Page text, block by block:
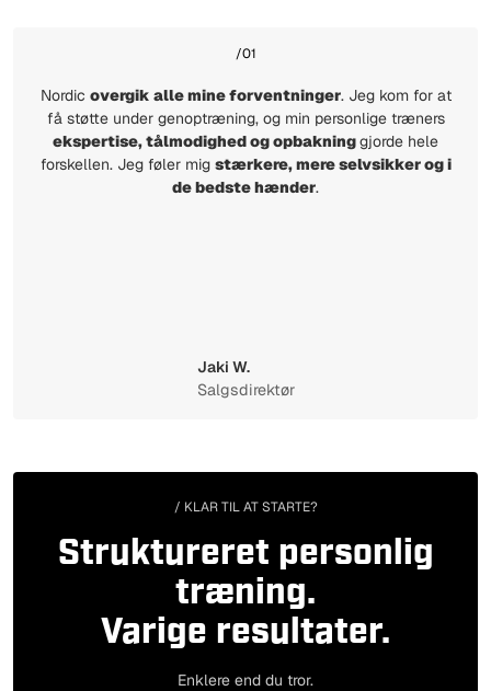
/01
Nordic overgik alle mine forventninger. Jeg kom for at
få støtte under genoptræning, og min personlige træners
ekspertise, tålmodighed og opbakninggjorde hele
forskellen. Jeg føler mig stærkere, mere selvsikker og i
de bedste hænder.
Jaki W.
Salgsdirektør
/ KLAR TIL AT STARTE?
Struktureret personlig
træning.
Varige resultater.
Enklere end du tror.